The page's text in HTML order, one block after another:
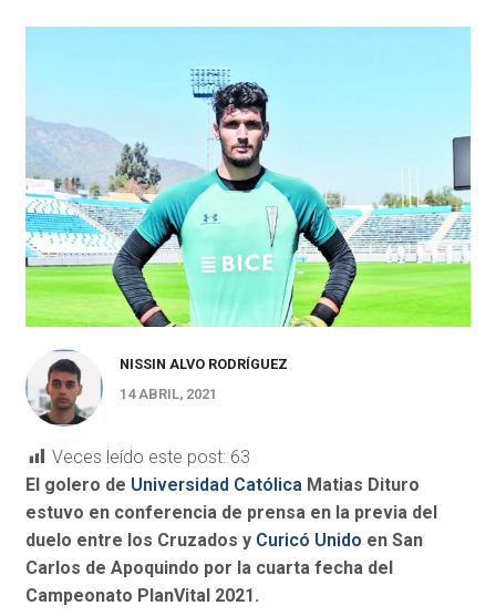
NISSIN ALVO RODRÍGUEZ
14 ABRIL, 2021
Veces leído este post: 63
El golero de Universidad CatólicaMatias Dituro
estuvo en conferencia de prensa en la previa del
duelo entre los Cruzados y Curicó Unido en San
Carlos de Apoquindo por la cuarta fecha del
Campeonato PlanVital 2021.